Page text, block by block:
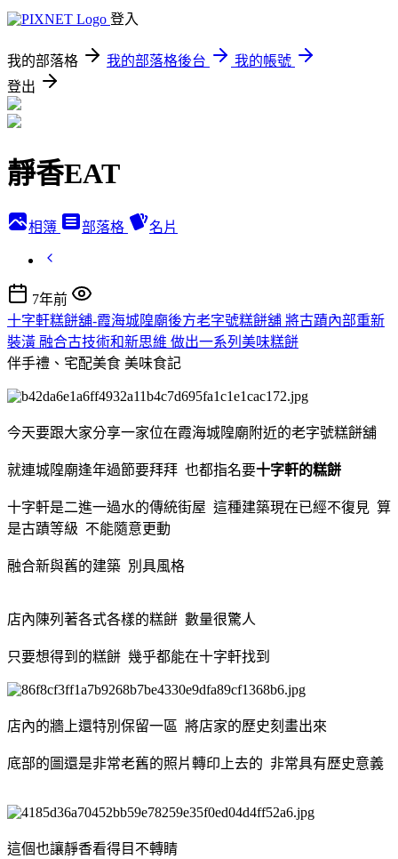
登入
我的部落格 我的部落格後台
我的帳號
登出
靜香EAT
相簿 部落格 名片
7年前
十字軒糕餅舖-霞海城隍廟後方老字號糕餅舖 將古蹟內部重新
裝潢 融合古技術和新思維 做出一系列美味糕餅
伴手禮、宅配美食 美味食記
今天要跟大家分享一家位在霞海城隍廟附近的老字號糕餅舖
就連城隍廟逢年過節要拜拜 也都指名要十字軒的糕餅
十字軒是二進一過水的傳統街屋 這種建築現在已經不復見 算
是古蹟等級 不能隨意更動
融合新與舊的建築 別具風格
店內陳列著各式各樣的糕餅 數量很驚人
只要想得到的糕餅 幾乎都能在十字軒找到
店內的牆上還特別保留一區 將店家的歷史刻畫出來
底部的圖還是非常老舊的照片轉印上去的 非常具有歷史意義
這個也讓靜香看得目不轉睛